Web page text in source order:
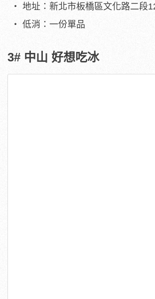
地址：新北市板橋區文化路二段
低消：一份單品
3# 中山 好想吃冰